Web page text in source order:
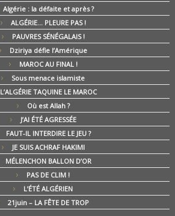
Algérie : la défaite et après ?
ALGÉRIE… PLEURE PAS !
PAUVRES SÉNÉGALAIS !
Dziriya défie l’Amérique
MAROC AU FINAL !
Sous menace islamiste
L’ALGÉRIE TAQUINE LE MAROC
Où est Allah ?
J’AI ÉTÉ AGRESSÉE
FAUT-IL INTERDIRE LE JEU ?
JE SUIS ACHRAF HAKIMI
MÉLENCHON BALLON D’OR
PAS DE CLIM !
L’ÉTÉ ALGÉRIEN
21juin – LA FÊTE DE TROP